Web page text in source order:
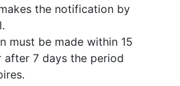
the noti­fi­ca­tion by
must be made within 15
after 7 days the period